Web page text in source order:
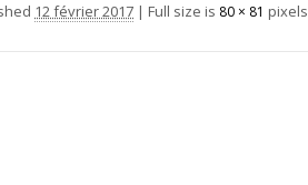
12 février 2017 | Full size is 80 × 81 pixels